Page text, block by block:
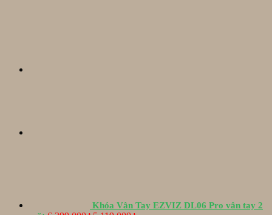
Khóa Vân Tay EZVIZ DL06 Pro vân tay 2